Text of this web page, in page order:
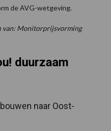
de AVG-wetgeving.
van: Monitorprijsvorming
duurzaam
naar Oost-